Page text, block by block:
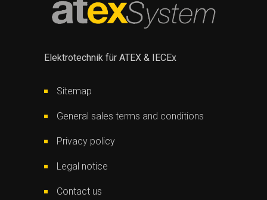
Elektrotechnik für ATEX & IECEx
Sitemap
General sales terms and conditions
Privacy policy
Legal notice
Contact us